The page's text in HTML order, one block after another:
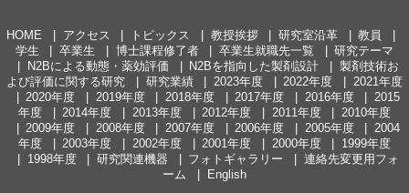
HOME アクセス トピックス 教授挨拶 研究室沿革
教員
学生
卒業生 博士課程修了者 卒業生就職先一覧
研究テーマ
N2Bによる動態・薬効評価
N2Bを指向した製剤設計
製剤技術お
よび評価に関する研究
研究業績 2023年度 2022年度
2021年度
2020年度
2019年度 2018年度 2017年度 2016年度
2015
年度
2014年度 2013年度 2012年度 2011年度
2010年度
2009年度
2008年度 2007年度 2006年度 2005年度
2004
年度
2003年度 2002年度 2001年度 2000年度
1999年度
1998年度
研究関連機器 フォトギャラリー
連絡先変更用フォ
ーム
English